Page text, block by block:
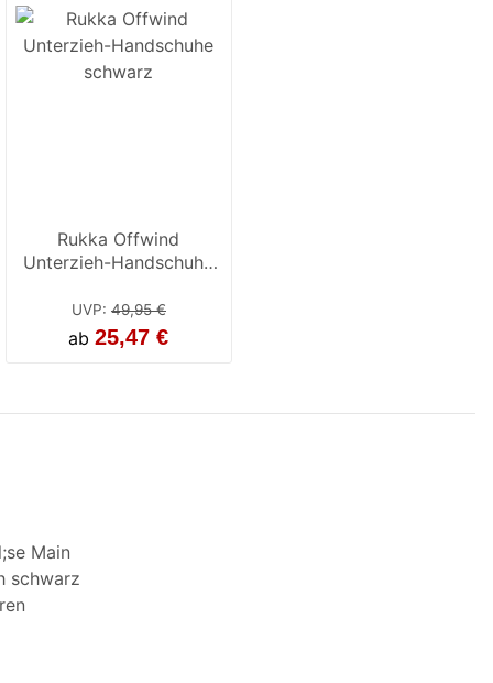
Rukka Offwind
Unterzieh-Handschuhe
UVP: 49,95 €
ab25,47 €